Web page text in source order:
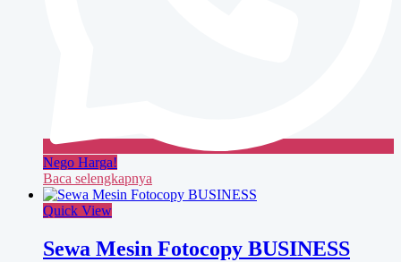
Nego Harga!
Baca selengkapnya
Quick View
Sewa Mesin Fotocopy BUSINESS